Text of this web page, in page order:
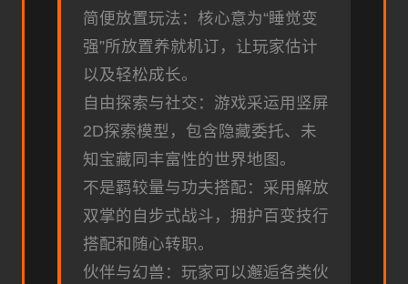
简便放置玩法：核心意为“睡觉变
强”所放置养就机订，让玩家估计
以及轻松成长。
自由探索与社交：游戏采运用竖屏
2D探索模型，包含隐藏委托、未
知宝藏同丰富性的世界地图。
不是羁较量与功夫搭配：采用解放
双掌的自步式战斗，拥护百变技行
搭配和随心转职。
伙伴与幻兽：玩家可以邂逅各类伙